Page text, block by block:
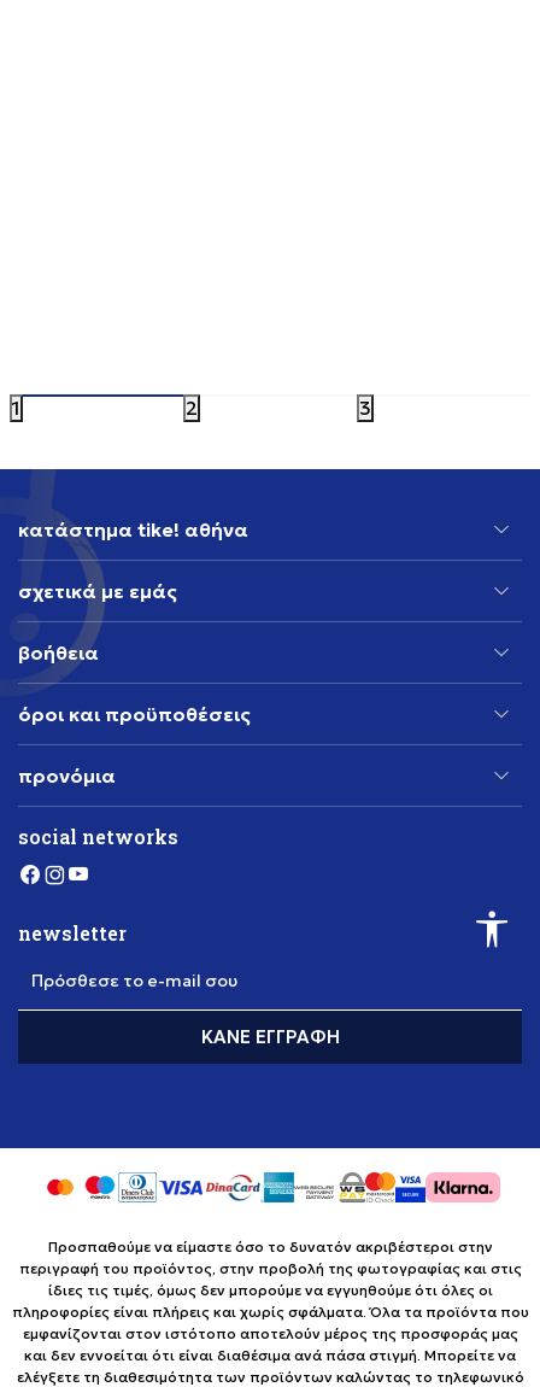
1 2 3
κατάστημα tike! αθήνα
σχετικά με εμάς
βοήθεια
όροι και προϋποθέσεις
προνόμια
social networks
newsletter
Πρόσθεσε το e-mail σου
ΚΆΝΕ ΕΓΓΡΑΦΉ
Προσπαθούμε να είμαστε όσο το δυνατόν ακριβέστεροι στην
περιγραφή του προϊόντος, στην προβολή της φωτογραφίας και στις
ίδιες τις τιμές, όμως δεν μπορούμε να εγγυηθούμε ότι όλες οι
πληροφορίες είναι πλήρεις και χωρίς σφάλματα. Όλα τα προϊόντα που
εμφανίζονται στον ιστότοπο αποτελούν μέρος της προσφοράς μας
και δεν εννοείται ότι είναι διαθέσιμα ανά πάσα στιγμή. Μπορείτε να
ελέγξετε τη διαθεσιμότητα των προϊόντων καλώντας το τηλεφωνικό